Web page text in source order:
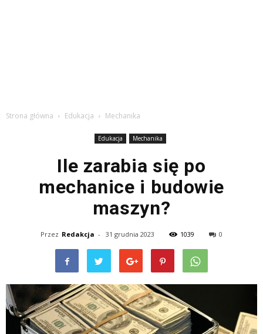
Strona główna Edukacja Mechanika
Edukacja Mechanika
Ile zarabia się po
mechanice i budowie
maszyn?
Przez Redakcja - 31 grudnia 2023 1039 0